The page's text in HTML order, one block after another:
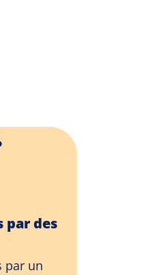
par des
par un